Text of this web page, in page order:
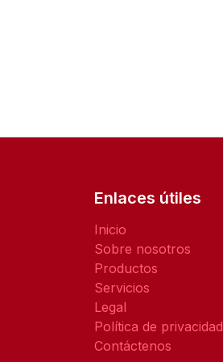
Enlaces útiles
Inicio
Sobre nosotros
Productos
Servicios
Legal
Política de privacidad
Contáctenos